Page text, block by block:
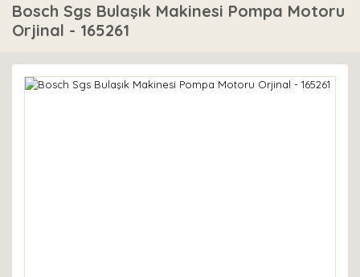
Bosch Sgs Bulaşık Makinesi Pompa Motoru
Orjinal - 165261